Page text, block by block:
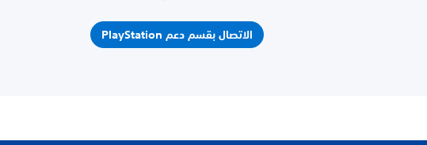
الاتصال بقسم دعم PlayStation